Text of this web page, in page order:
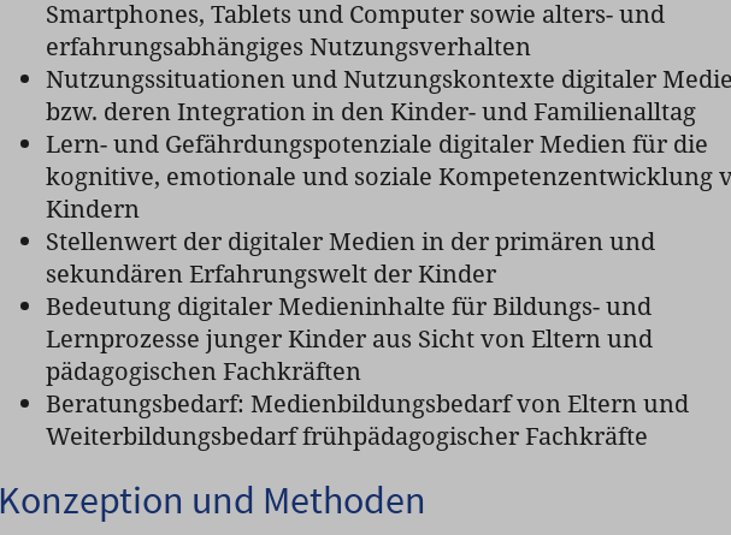
Smartphones, Tablets und Computer sowie alters- und
erfahrungsabhängiges Nutzungsverhalten
Nutzungssituationen und Nutzungskontexte digitaler
bzw. deren Integration in den Kinder- und Familienalltag
Lern- und Gefährdungspotenziale digitaler Medien für die
kognitive, emotionale und soziale Kompetenzentwicklung
Kindern
Stellenwert der digitaler Medien in der primären und
sekundären Erfahrungswelt der Kinder
Bedeutung digitaler Medieninhalte für Bildungs- und
Lernprozesse junger Kinder aus Sicht von Eltern und
pädagogischen Fachkräften
Beratungsbedarf: Medienbildungsbedarf von Eltern und
Weiterbildungsbedarf frühpädagogischer Fachkräfte
Konzeption und Methoden